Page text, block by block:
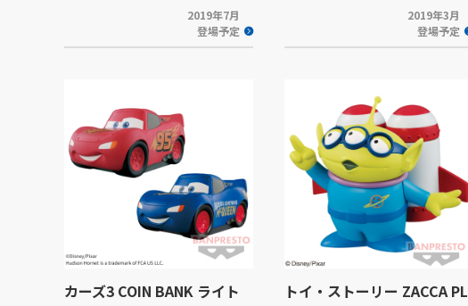
2019年7月
登場予定
2019年3月
登場予定
カーズ3 COIN BANK ライト
トイ・ストーリー ZACCA PL